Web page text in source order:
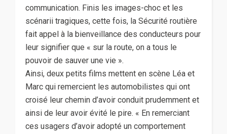
communication. Finis les images-choc et les
scénarii tragiques, cette fois, la Sécurité routière
fait appel à la bienveillance des conducteurs pour
leur signifier que « sur la route, on a tous le
pouvoir de sauver une vie ».
Ainsi, deux petits films mettent en scène Léa et
Marc qui remercient les automobilistes qui ont
croisé leur chemin d’avoir conduit prudemment et
ainsi de leur avoir évité le pire. « En remerciant
ces usagers d’avoir adopté un comportement